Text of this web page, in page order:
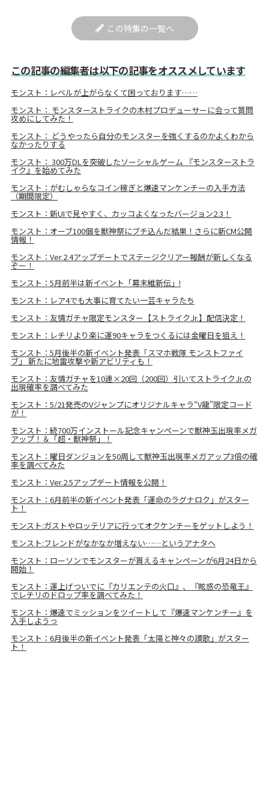
この特集の一覧へ
この記事の編集者は以下の記事をオススメしています
モンスト：レベルが上がらなくて困っております……
モンスト： モンスターストライクの木村プロデューサーに会って質問
攻めにしてみた！
モンスト： どうやったら自分のモンスターを強くするのかよくわから
なかったりする
モンスト： 300万DLを突破したソーシャルゲーム 『モンスターストラ
イク』を始めてみた
モンスト：がむしゃらなコイン稼ぎと爆速マンケンチーの入手方法
（期間限定）
モンスト：新UIで見やすく、カッコよくなったバージョン2.3！
モンスト：オーブ100個を獣神祭にブチ込んだ結果！さらに新CM公開
情報！
モンスト：Ver.2.4アップデートでステージクリアー報酬が新しくなる
ぞー！
モンスト：5月前半は新イベント「幕末維新伝」!
モンスト：レア4でも大事に育てたい一芸キャラたち
モンスト：友情ガチャ限定モンスター【ストライクJr.】配信決定！
モンスト：レチリより楽に運90キャラをつくるには金曜日を狙え！
モンスト：5月後半の新イベント発表「スマホ戦隊 モンストファイ
ブ」 新たに地雷攻撃や新アビリティも！
モンスト：友情ガチャを10連×20回（200回）引いてストライクJr.の
出現確率を調べてみた
モンスト：5/21発売のVジャンプにオリジナルキャラ“V龍”限定コード
が！
モンスト：続700万インストール記念キャンペーンで獣神玉出現率メガ
アップ！＆「超・獣神祭」！
モンスト：曜日ダンジョンを50周して獣神玉出現率メガアップ3倍の確
率を調べてみた
モンスト：Ver.2.5アップデート情報を公開！
モンスト：6月前半の新イベント発表「運命のラグナロク」がスター
ト！
モンスト:ガストやロッテリアに行ってオクケンチーをゲットしよう！
モンスト:フレンドがなかなか増えない……というアナタヘ
モンスト：ローソンでモンスターが貰えるキャンペーンが6月24日から
開始！
モンスト：運上げついでに『カリエンテの火口』、『眩惑の恐竜王』
でレチリのドロップ率を調べてみた！
モンスト：爆速でミッションをツイートして『爆速マンケンチー』を
入手しようっ
モンスト：6月後半の新イベント発表「太陽と神々の讃歌」がスター
ト！